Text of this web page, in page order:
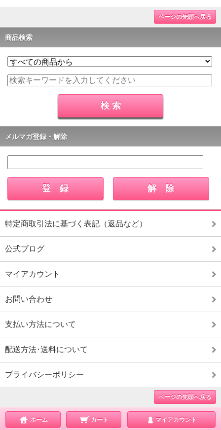
ページの先頭へ戻る
商品検索
メルマガ登録・解除
特定商取引法に基づく表記（返品など）
公式ブログ
マイアカウント
お問い合わせ
支払い方法について
配送方法･送料について
プライバシーポリシー
ページの先頭へ戻る
ホーム カート マイアカウント